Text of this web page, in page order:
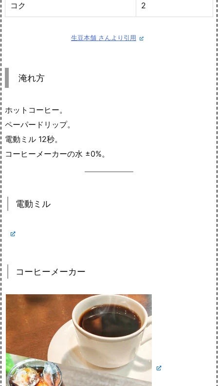
コク 2
生豆本舗 さんより引用
淹れ方
ホットコーヒー。
ペーパードリップ。
電動ミル 12秒。
コーヒーメーカーの水 ±0%。
電動ミル
コーヒーメーカー